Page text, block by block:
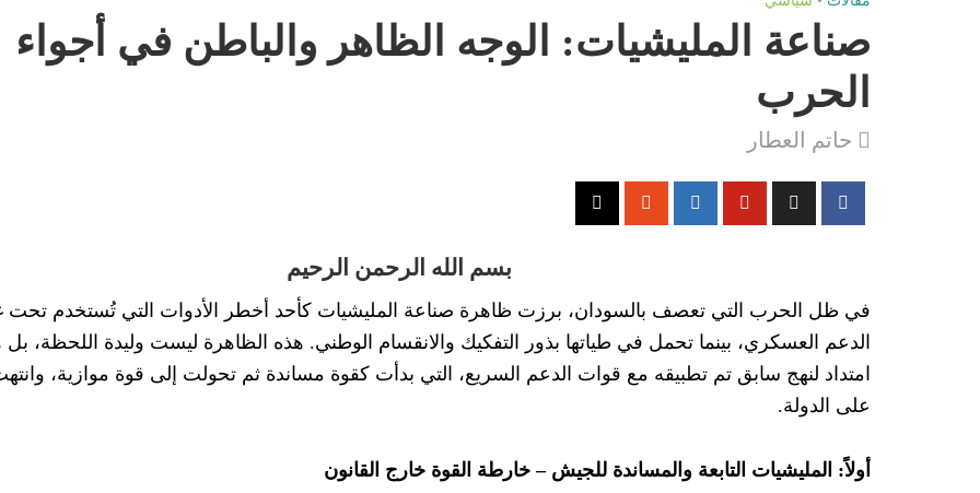
نظام السيسي وسياسة تكميم الأفواه
سد النهضة وهندسة الجغرافيا الاستعمارية وحتمية الحل الجذري
السيسي واستحالة تحقيق الاكتفاء الذاتي
صناعة المليشيات: الوجه الظاهر والباطن في أجواء
الحرب
حاتم العطار
بسم الله الرحمن الرحيم
في ظل الحرب التي تعصف بالسودان، برزت ظاهرة صناعة المليشيات كأحد أخطر الأدوات التي تُستخدم تحت
الدعم العسكري، بينما تحمل في طياتها بذور التفكيك والانقسام الوطني. هذه الظاهرة ليست وليدة اللحظة،
امتداد لنهج سابق تم تطبيقه مع قوات الدعم السريع، التي بدأت كقوة مساندة ثم تحولت إلى قوة موازية،
على الدولة.
أولاً: المليشيات التابعة والمساندة للجيش – خارطة القوة خارج القانون